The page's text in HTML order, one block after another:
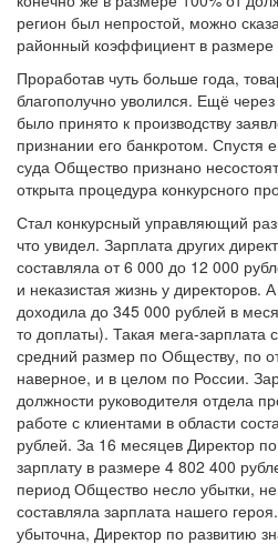
регион был непростой, можно
районный коэффициент в размере
Проработав чуть больше года,
благополучно уволился. Ещё
было принято к производству
признании его банкротом.
суда Общество признано
открыта процедура конкурсного
Стал конкурсный управляющий
что увидел. Зарплата других
составляла от 6 000 до 12 000
и неказистая жизнь у директоров.
доходила до 345 000 рублей в
то доплаты). Такая мега-
средний размер по Обществу, по
наверное, и в целом по России.
должности руководителя отдела
работе с клиентами в области
рублей. За 16 месяцев Директор
зарплату в размере 4 802 400
период Общество несло убытки,
составляла зарплата нашего
убыточна, Директор по развитию